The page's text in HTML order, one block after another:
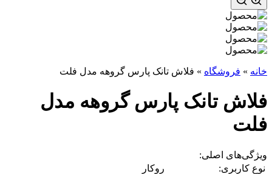
خانه » فروشگاه » فلاش تانک پارس گروهه مدل فلت
فلاش تانک پارس گروهه مدل
فلت
ویژگی‌های اصلی:
نوع کاربری:
روکار